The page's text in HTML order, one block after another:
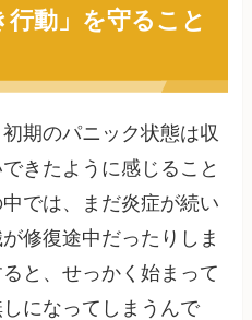
動」を守ること
期のパニック状態は収
きたように感じること
では、まだ炎症が続い
修復途中だったりしま
と、せっかく始まって
になってしまうんで